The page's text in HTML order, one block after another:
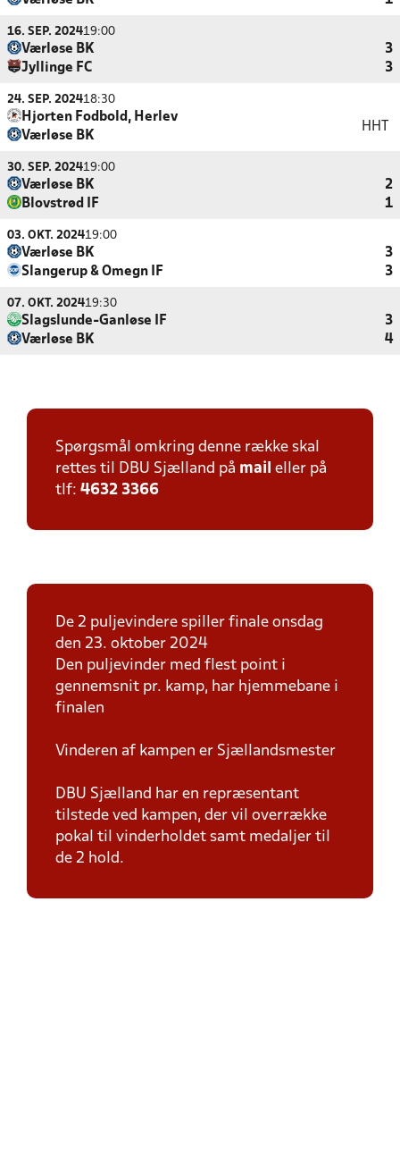
16. SEP. 202419:00
Værløse BK
3
Jyllinge FC
3
24. SEP. 202418:30
Hjorten Fodbold, Herlev
Værløse BK
HHT
30. SEP. 202419:00
Værløse BK
2
Blovstrød IF
1
03. OKT. 202419:00
Værløse BK
3
Slangerup & Omegn IF
3
07. OKT. 202419:30
Slagslunde-Ganløse IF
3
Værløse BK
4
Spørgsmål omkring denne række skal
rettes til DBU Sjælland på mail eller på
tlf: 4632 3366
De 2 puljevindere spiller finale onsdag
den 23. oktober 2024
Den puljevinder med flest point i
gennemsnit pr. kamp, har hjemmebane i
finalen
Vinderen af kampen er Sjællandsmester
DBU Sjælland har en repræsentant
tilstede ved kampen, der vil overrække
pokal til vinderholdet samt medaljer til
de 2 hold.